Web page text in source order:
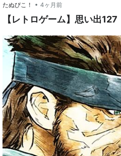
ョン)
出版社/メーカー:コナミ
発売日:2004/10/21
メディア:Video Game
クリック: 11回
この商品を含むブログ
メタルギア 20th ア
ブ リバティ
たぬぴこ！ • 4ヶ月前
【レトロゲーム】思い出